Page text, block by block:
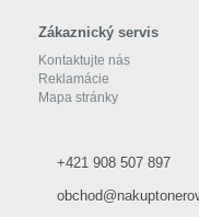
Zákaznický servis
Kontaktujte nás
Reklamácie
Mapa stránky
+421 908 507 897